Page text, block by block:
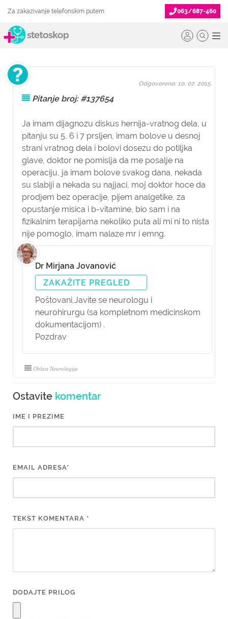
Za zakazivanje telefonskim putem 063/687-460
Pitanje broj: #137654
Ja imam dijagnozu diskus hernija-vratnog dela, u
pitanju su 5, 6 i 7 prsljen, imam bolove u desnoj
strani vratnog dela i bolovi dosezu do potiljka
glave, doktor ne pomislja da me posalje na
operaciju, ja imam bolove svakog dana, nekada
su slabiji a nekada su najjaci, moj doktor hoce da
prodjem bez operacije, pijem analgetike, za
opustanje misica i b-vitamine, bio sam i na
fizikalnim terapijama nekoliko puta ali mi ni to nista
nije pomoglo, imam nalaze mr i emng.
Odgovoreno: 10. 07. 2015.
Dr Mirjana Jovanović
ZAKAŽITE PREGLED
Poštovani,Javite se neurologu i
neurohirurgu (sa kompletnom medicinskom
dokumentacijom) .
Pozdrav
Oblast Neurologija
Ostavite komentar
IME I PREZIME
EMAIL ADRESA*
TEKST KOMENTARA *
DODAJTE PRILOG